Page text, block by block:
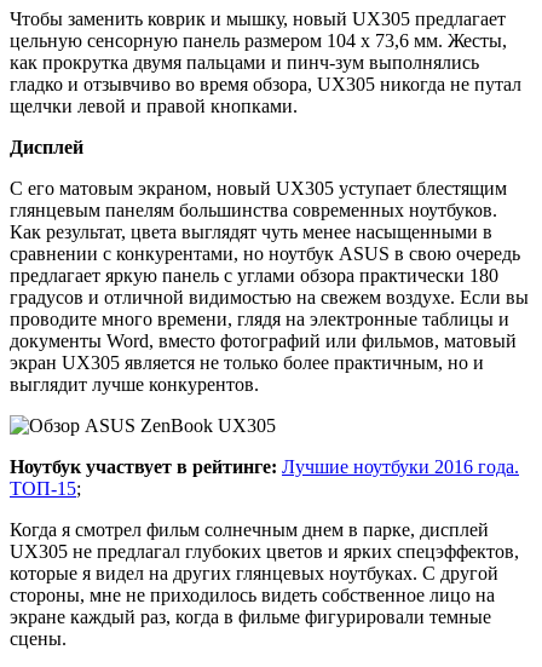
Чтобы заменить коврик и мышку, новый UX305 предлагает
цельную сенсорную панель размером 104 х 73,6 мм. Жесты,
как прокрутка двумя пальцами и пинч-зум выполнялись
гладко и отзывчиво во время обзора, UX305 никогда не путал
щелчки левой и правой кнопками.
Дисплей
С его матовым экраном, новый UX305 уступает блестящим
глянцевым панелям большинства современных ноутбуков.
Как результат, цвета выглядят чуть менее насыщенными в
сравнении с конкурентами, но ноутбук ASUS в свою очередь
предлагает яркую панель с углами обзора практически 180
градусов и отличной видимостью на свежем воздухе. Если вы
проводите много времени, глядя на электронные таблицы и
документы Word, вместо фотографий или фильмов, матовый
экран UX305 является не только более практичным, но и
выглядит лучше конкурентов.
Ноутбук участвует в рейтинге: Лучшие ноутбуки 2016 года.
ТОП-15;
Когда я смотрел фильм солнечным днем в парке, дисплей
UX305 не предлагал глубоких цветов и ярких спецэффектов,
которые я видел на других глянцевых ноутбуках. С другой
стороны, мне не приходилось видеть собственное лицо на
экране каждый раз, когда в фильме фигурировали темные
сцены.